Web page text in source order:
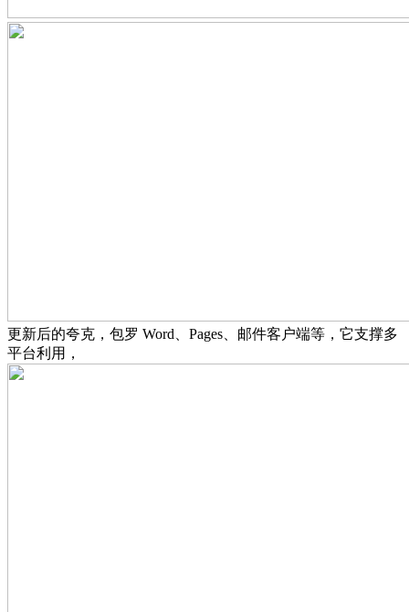
更新后的夸克，包罗 Word、Pages、邮件客户端等，它支撑多
平台利用，